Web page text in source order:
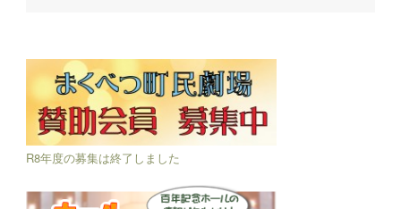
R8年度の募集は終了しました